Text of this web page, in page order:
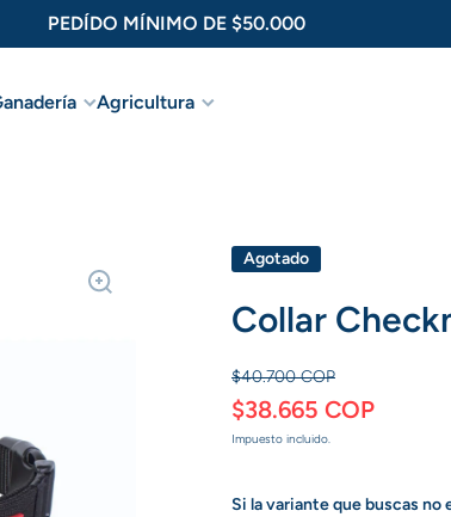
PEDÍDO MÍNIMO DE $50.000
Agricultura
Agotado
Collar
$40.700 COP
$38.665 COP
Impuesto incluido.
Si la variante que buscas no